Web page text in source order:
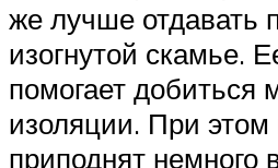
же лучше отдавать
изогнутой скамье.
помогает добиться
изоляции. При этом
приподнят немного